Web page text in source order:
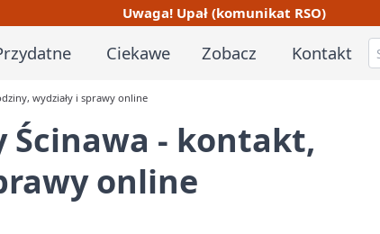
Uwaga! Upał (komunikat RSO)
Ciekawe Zobacz Kontakt
wydziały i sprawy online
Ścinawa - kontakt,
online